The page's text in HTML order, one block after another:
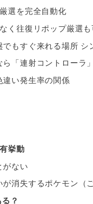
選を完全自動化
く往復リポップ厳選
もすぐ来れる場所 シ
「連射コントローラ
い発生率の関係
挙動
がない
消失するポケモン（
？